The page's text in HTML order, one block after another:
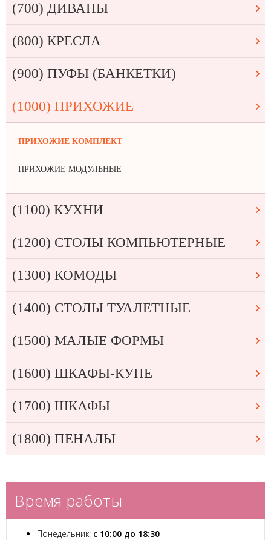
(700) ДИВАНЫ
(800) КРЕСЛА
(900) ПУФЫ (БАНКЕТКИ)
(1000) ПРИХОЖИЕ
ПРИХОЖИЕ КОМПЛЕКТ
ПРИХОЖИЕ МОДУЛЬНЫЕ
(1100) КУХНИ
(1200) СТОЛЫ КОМПЬЮТЕРНЫЕ
(1300) КОМОДЫ
(1400) СТОЛЫ ТУАЛЕТНЫЕ
(1500) МАЛЫЕ ФОРМЫ
(1600) ШКАФЫ-КУПЕ
(1700) ШКАФЫ
(1800) ПЕНАЛЫ
Время работы
Понедельник: с 10:00 до 18:30